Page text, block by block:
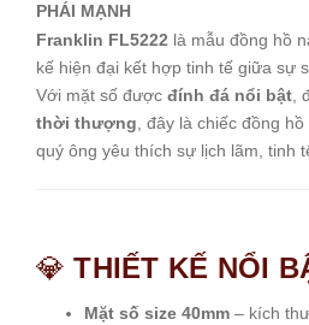
PHÁI MẠNH
Franklin FL5222 là mẫu đồng hồ
kế hiện đại kết hợp tinh tế giữa sự
Với mặt số được đính đá nổi bật ,
thời thượng , đây là chiếc đồng
quý ông yêu thích sự lịch lãm, tinh
💎THIẾT KẾ NỔI
Mặt số size 40mm – kích